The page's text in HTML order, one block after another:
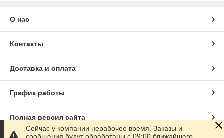
О нас
Контакты
Доставка и оплата
График работы
Полная версия сайта
Сейчас у компании нерабочее время. Заказы и
сообщения будут обработаны с 09:00 ближайшего